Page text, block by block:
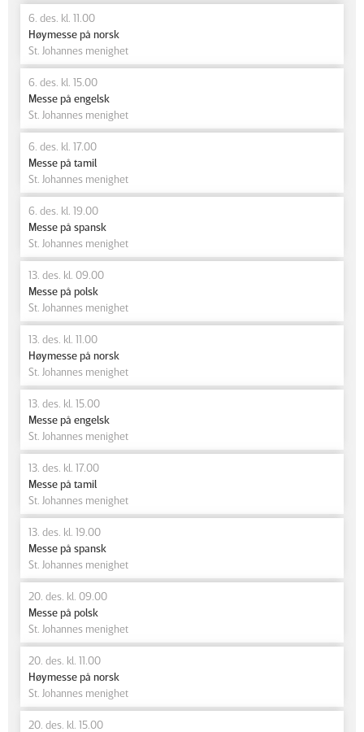
6. des. kl. 11.00
Høymesse på norsk
St. Johannes menighet
6. des. kl. 15.00
Messe på engelsk
St. Johannes menighet
6. des. kl. 17.00
Messe på tamil
St. Johannes menighet
6. des. kl. 19.00
Messe på spansk
St. Johannes menighet
13. des. kl. 09.00
Messe på polsk
St. Johannes menighet
13. des. kl. 11.00
Høymesse på norsk
St. Johannes menighet
13. des. kl. 15.00
Messe på engelsk
St. Johannes menighet
13. des. kl. 17.00
Messe på tamil
St. Johannes menighet
13. des. kl. 19.00
Messe på spansk
St. Johannes menighet
20. des. kl. 09.00
Messe på polsk
St. Johannes menighet
20. des. kl. 11.00
Høymesse på norsk
St. Johannes menighet
20. des. kl. 15.00